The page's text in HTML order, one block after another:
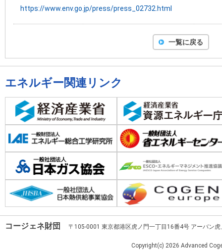
https://www.env.go.jp/press/press_02732.html
一覧に戻る
エネルギー関連リンク
コージェネ財団 〒105-0001 東京都港区虎ノ門一丁目16番4号 アーバン
Copyright(c) 2026 Advanced